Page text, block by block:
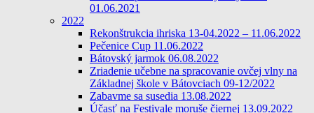
01.06.2021
2022
Rekonštrukcia ihriska 13-04.2022 – 11.06.2022
Pečenice Cup 11.06.2022
Bátovský jarmok 06.08.2022
Zriadenie učebne na spracovanie ovčej vlny na
Základnej škole v Bátovciach 09-12/2022
Zabavme sa susedia 13.08.2022
Účasť na Festivale moruše čiernej 13.09.2022